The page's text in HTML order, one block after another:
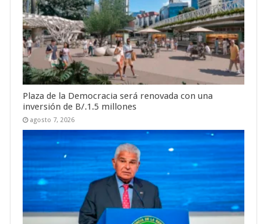
Plaza de la Democracia será renovada con una
inversión de B/.1.5 millones
agosto 7, 2026